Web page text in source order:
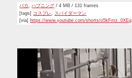
バカ ,ハプニング / 4 MB / 131 frames
[tags] コスプレ
スパイダーマン
[via] https://www.youtube.com/shorts/o5kFmz_0XEg